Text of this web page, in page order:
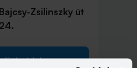
Zsilinszky út
24.
fiókoldalra